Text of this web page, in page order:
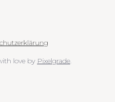
love by Pixelgrade.